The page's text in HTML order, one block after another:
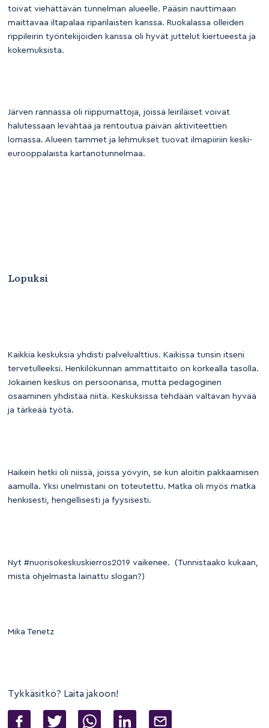
toivat viehättävän tunnelman alueelle. Pääsin nauttimaan
maittavaa iltapalaa riparilaisten kanssa. Ruokalassa olleiden
rippileirin työntekijöiden kanssa oli hyvät juttelut kiertueesta ja
kokemuksista.
Järven rannassa oli riippumattoja, joissa leiriläiset voivat
halutessaan levähtää ja rentoutua päivän aktiviteettien
lomassa. Alueen tammet ja lehmukset tuovat ilmapiiriin keski-
eurooppalaista kartanotunnelmaa.
Lopuksi
Kaikkia keskuksia yhdisti palvelualttius. Kaikissa tunsin itseni
tervetulleeksi. Henkilökunnan ammattitaito on korkealla tasolla.
Jokainen keskus on persoonansa, mutta pedagoginen
osaaminen yhdistää niitä. Keskuksissa tehdään valtavan hyvää
ja tärkeää työtä.
Haikein hetki oli niissä, joissa yövyin, se kun aloitin pakkaamisen
aamulla. Yksi unelmistani on toteutettu. Matka oli myös matka
henkisesti, hengellisesti ja fyysisesti.
Nyt #nuorisokeskuskierros2019 vaikenee. (Tunnistaako kukaan,
mistä ohjelmasta lainattu slogan?)
Mika Tenetz
Tykkäsitkö? Laita jakoon!